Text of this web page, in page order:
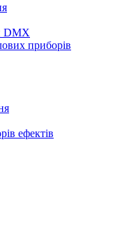
DMX
приборів
ефектів